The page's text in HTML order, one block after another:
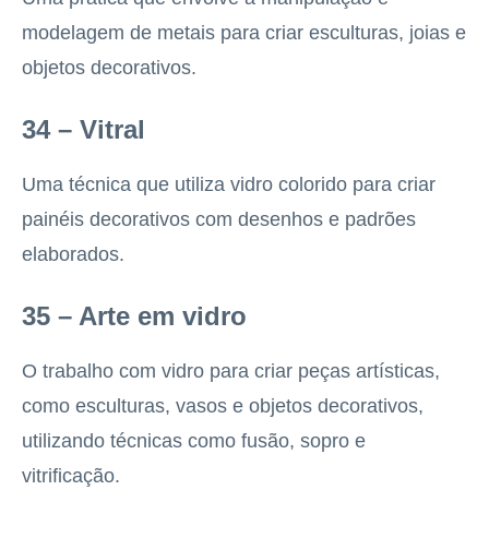
modelagem de metais para criar esculturas, joias e
objetos decorativos.
34 – Vitral
Uma técnica que utiliza vidro colorido para criar
painéis decorativos com desenhos e padrões
elaborados.
35 – Arte em vidro
O trabalho com vidro para criar peças artísticas,
como esculturas, vasos e objetos decorativos,
utilizando técnicas como fusão, sopro e
vitrificação.